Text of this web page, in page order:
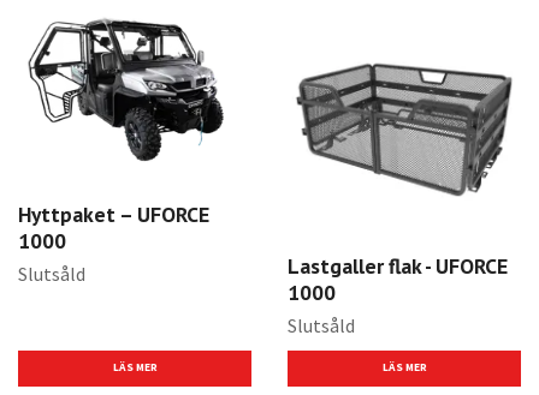
Hyttpaket – UFORCE
1000
Slutsåld
LÄS MER
Lastgaller flak - UFORCE
1000
Slutsåld
LÄS MER